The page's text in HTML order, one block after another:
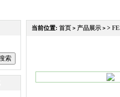
当前位置: 首页 > 产品展示 > >